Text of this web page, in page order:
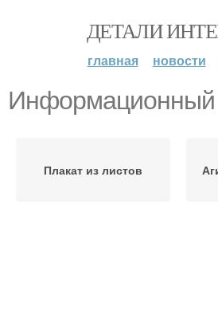
ДЕТАЛИ
главная новости
Информационный
Плакат из листов